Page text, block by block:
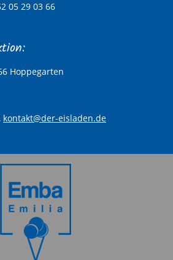
05 29 03 66
Hoppegarten
kontakt@der-eisladen.de